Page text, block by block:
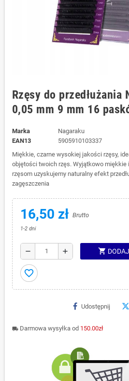
Rzęsy do przedłużania
0,05 mm 9 mm 16
Marka
Nagaraku
EAN13
5905910103337
Miękkie, czarne wysokiej jakości rzęsy,
objętości twoich rzęs. Wyjątkowo miękkie
rzęsom uzyskujemy naturalny efekt
zagęszczenia
16,50 zł Brutto
1-2 dni
remove add shopping_cart
favorite_border
Udostępnij
local_shipping Darmowa wysyłka od 150.00zł